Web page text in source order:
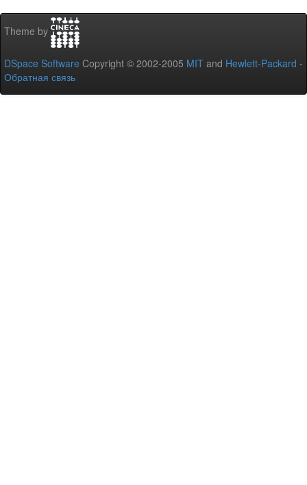
Theme by
DSpace Software Copyright © 2002-2005 MIT and Hewlett-Packard -
Обратная связь